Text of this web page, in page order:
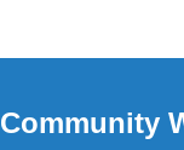
Community